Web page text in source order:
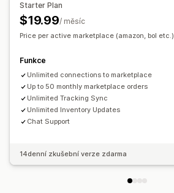
Metriky výkonnosti
Starter Plan
$19.99/ měsíc
Price per active marketplace (amazon, bol etc.)
Funkce
Unlimited connections to marketplace
Up to 50 monthly marketplace orders
Unlimited Tracking Sync
Unlimited Inventory Updates
Chat Support
14denní zkušební verze zdarma